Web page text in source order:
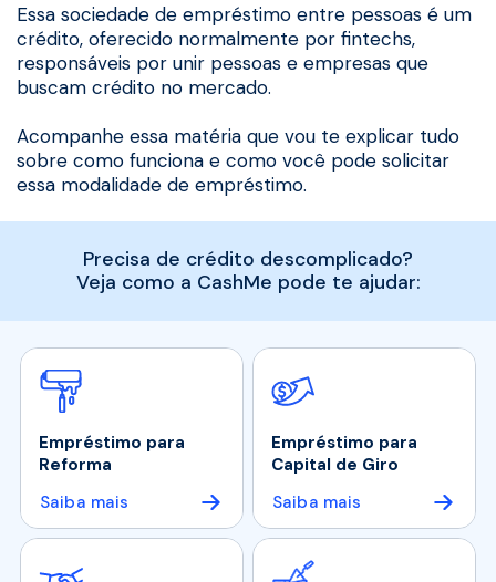
Essa sociedade de empréstimo entre pessoas é um
crédito, oferecido normalmente por fintechs,
responsáveis por unir pessoas e empresas que
buscam crédito no mercado.
Acompanhe essa matéria que vou te explicar tudo
sobre como funciona e como você pode solicitar
essa modalidade de empréstimo.
Precisa de crédito descomplicado?
Veja como a CashMe pode te ajudar:
Empréstimo para
Reforma
Saiba mais
Empréstimo para
Capital de Giro
Saiba mais